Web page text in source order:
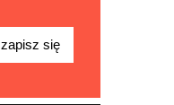
zapisz się